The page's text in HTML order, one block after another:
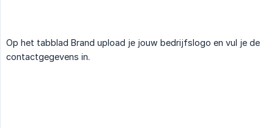
Op het tabblad Brand upload je jouw bedrijfslogo en vul je de
contactgegevens in.